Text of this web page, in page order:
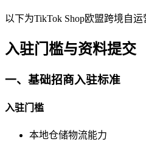
以下为TikTok Shop欧盟跨境自运
入驻门槛与资料提交
一、基础招商入驻标准
入驻门槛
本地仓储物流能力